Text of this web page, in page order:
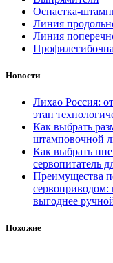
Оснастка-
Линия
Линия
Новости
Лихао Россия:
этап
Как выбрать
штамповочной
Как выбрать
сервопитатель
Преимущества
сервоприводом:
выгоднее
Похожие